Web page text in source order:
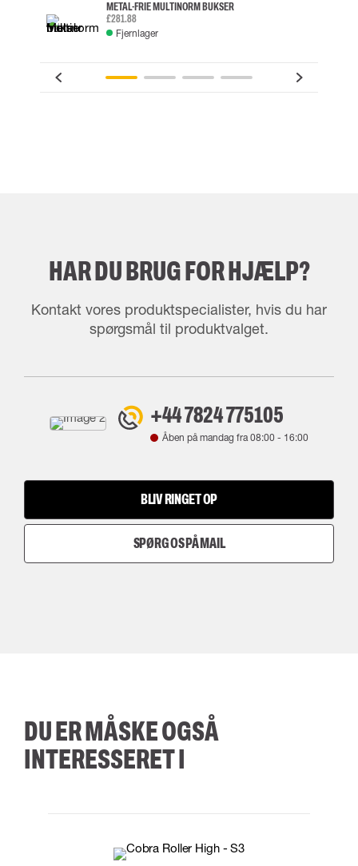
METAL-FRIE MULTINORM BUKSER
£281.88
Fjernlager
HAR DU BRUG FOR HJÆLP?
Kontakt vores produktspecialister, hvis du har
spørgsmål til produktvalget.
+44 7824 775105
Åben på mandag fra08:00 - 16:00
BLIV RINGET OP
SPØRG OS PÅ MAIL
DU ER MÅSKE OGSÅ
INTERESSERET I
38